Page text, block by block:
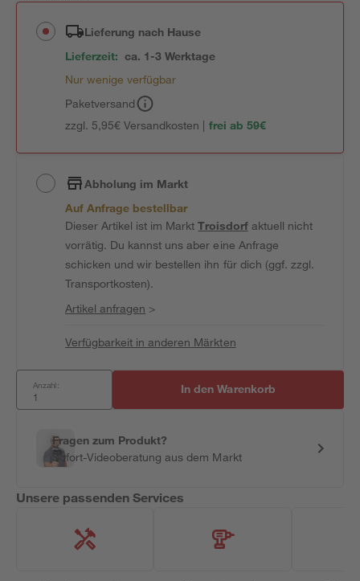
Lieferung nach Hause
Lieferzeit: ca. 1-3 Werktage
Nur wenige verfügbar
Paketversand
zzgl. 5,95€ Versandkosten | frei ab 59€
Abholung im Markt
Auf Anfrage bestellbar
Dieser Artikel ist im MarktTroisdorfaktuell nicht
vorrätig. Du kannst uns aber eine Anfrage
schicken und wir bestellen ihn für dich (ggf. zzgl.
Transportkosten).
Artikel anfragen >
Verfügbarkeit in anderen Märkten
Anzahl: In den Warenkorb
Fragen zum Produkt?
Sofort-Videoberatung aus dem Markt
Unsere passenden Services